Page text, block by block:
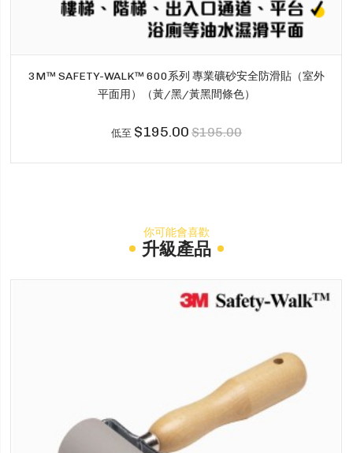
3M™ SAFETY-WALK™ 600系列 專業礦砂安全防滑貼（室外
平面用）（黃/黑/黃黑間條色）
低至 $195.00 $195.00
你可能會喜歡
升級產品